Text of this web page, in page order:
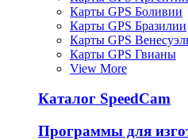
Карты GPS Боливии
Карты GPS Бразилии
Карты GPS
Карты GPS Гвианы
View More
Каталог SpeedCam
Программы для